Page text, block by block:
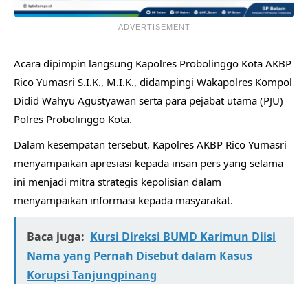
ADVERTISEMENT
Acara dipimpin langsung Kapolres Probolinggo Kota AKBP
Rico Yumasri S.I.K., M.I.K., didampingi Wakapolres Kompol
Didid Wahyu Agustyawan serta para pejabat utama (PJU)
Polres Probolinggo Kota.
Dalam kesempatan tersebut, Kapolres AKBP Rico Yumasri
menyampaikan apresiasi kepada insan pers yang selama
ini menjadi mitra strategis kepolisian dalam
menyampaikan informasi kepada masyarakat.
Baca juga: Kursi Direksi BUMD Karimun Diisi
Nama yang Pernah Disebut dalam Kasus
Korupsi Tanjungpinang